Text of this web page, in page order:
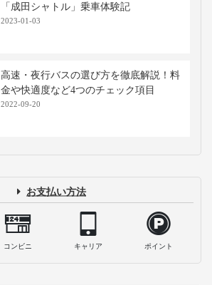
「成田シャトル」乗車体験記
2023-01-03
高速・夜行バスの選び方を徹底解説！料
金や快適度など4つのチェック項目
2022-09-20
お支払い方法
コンビニ キャリア ポイント